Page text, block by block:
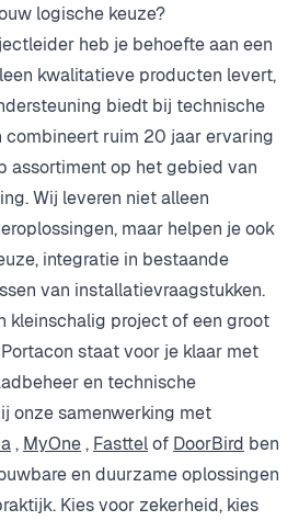
logische keuze?
heb je behoefte aan een
kwalitatieve producten levert,
biedt bij technische
combineert ruim 20 jaar ervaring
assortiment op het gebied van
Wij leveren niet alleen
maar helpen je ook
integratie in bestaande
van installatievraagstukken.
kleinschalig project of een groot
staat voor je klaar met
en technische
onze samenwerking met
, MyOne, Fasttelof DoorBird ben
en duurzame oplossingen
Kies voor zekerheid, kies